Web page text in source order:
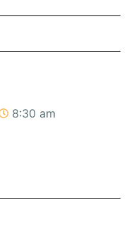
8:30 am